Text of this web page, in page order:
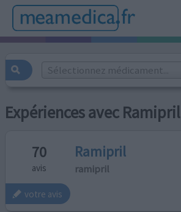
Sélectionnez médicament...
Expériences avec Ramipril
70
avis
Ramipril
ramipril
votre avis